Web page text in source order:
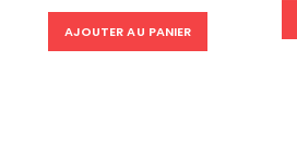
AJOUTER AU PANIER